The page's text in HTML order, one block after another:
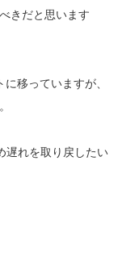
きだと思います
移っていますが、
遅れを取り戻したい